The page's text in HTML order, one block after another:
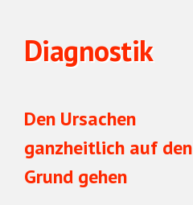
überspringen
Diagnostik
Den Ursachen
ganzheitlich auf den
Grund gehen